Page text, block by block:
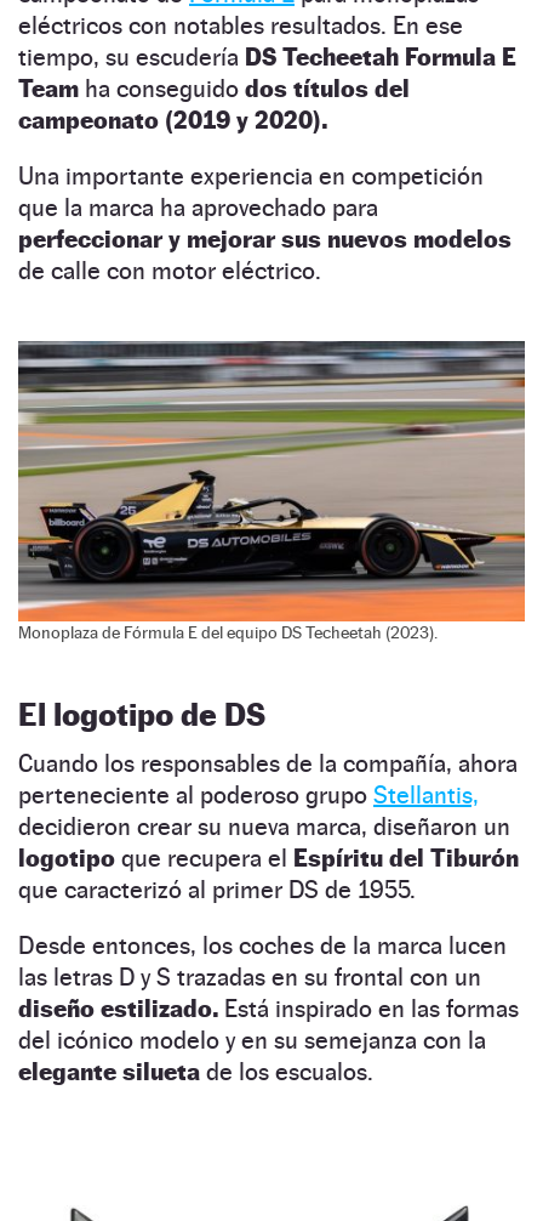
eléctricos con notables resultados. En ese
tiempo, su escudería DS Techeetah Formula E
Team ha conseguido dos títulos del
campeonato (2019 y 2020).
Una importante experiencia en competición
que la marca ha aprovechado para
perfeccionar y mejorar sus nuevos modelos
de calle con motor eléctrico.
Monoplaza de Fórmula E del equipo DS Techeetah (2023).
El logotipo de DS
Cuando los responsables de la compañía, ahora
perteneciente al poderoso grupo Stellantis,
decidieron crear su nueva marca, diseñaron un
logotipo que recupera el Espíritu del Tiburón
que caracterizó al primer DS de 1955.
Desde entonces, los coches de la marca lucen
las letras D y S trazadas en su frontal con un
diseño estilizado. Está inspirado en las formas
del icónico modelo y en su semejanza con la
elegante silueta de los escualos.